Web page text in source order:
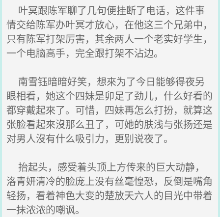
叶冥跟陈军聊了几句便挂断了电话，这件事
情交给陈军办叶冥才放心，在他这三个兄弟中，
只有陈军打架厉害，其余两人一个老实好学生，
一个电脑高手，完全跟打架不沾边。
南雪钰暗暗好笑，想來为了今日能够得夜另
眼相看，她这个四妹是卯足了劲儿，什么好看的
都穿戴起來了。可惜，四妹再怎么打扮，就算这
张脸看起來沒那么丑了，可她的肤浅与张扬还是
对男人沒有什么吸引力，更别说夜了。
抬起头，感受着头顶上方传来的巨大动静，
洛青妍清冷的脸庞上没有丝毫惶恐，反倒是嘴角
轻扬，看着神色大变的楚放天六人的目光中带着
一抹浓浓的嘲讽。